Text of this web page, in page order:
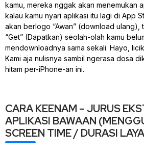
kamu, mereka nggak akan menemukan
kalau kamu nyari aplikasi itu lagi di App
akan berlogo “Awan” (download ulang),
“Get” (Dapatkan) seolah-olah kamu
mendownloadnya sama sekali. Hayo,
Kami aja nulisnya sambil ngerasa dosa
hitam per-iPhone-an ini.
CARA KEENAM – JURUS
APLIKASI BAWAAN
SCREEN TIME / DURASI